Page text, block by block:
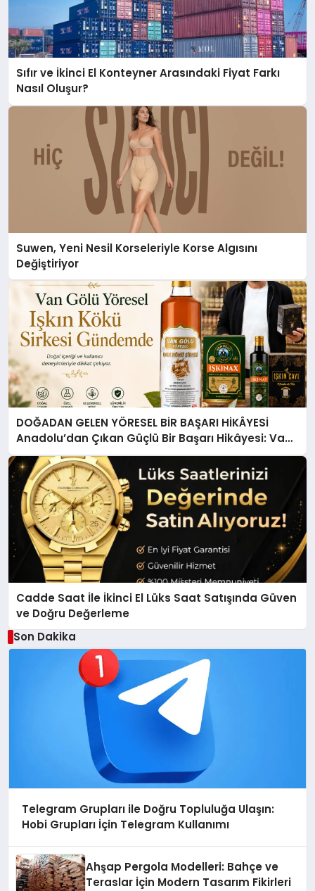
Sıfır ve İkinci El Konteyner Arasındaki Fiyat Farkı
Nasıl Oluşur?
Suwen, Yeni Nesil Korseleriyle Korse Algısını
Değiştiriyor
DOĞADAN GELEN YÖRESEL BİR BAŞARI HİKÂYESİ
Anadolu’dan Çıkan Güçlü Bir Başarı Hikâyesi: Van
Gölü Yöresel Işkın Kökü Sirkesi
Cadde Saat İle İkinci El Lüks Saat Satışında Güven
ve Doğru Değerleme
Son Dakika
Telegram Grupları ile Doğru Topluluğa Ulaşın:
Hobi Grupları İçin Telegram Kullanımı
Ahşap Pergola Modelleri: Bahçe ve
Teraslar İçin Modern Tasarım Fikirleri